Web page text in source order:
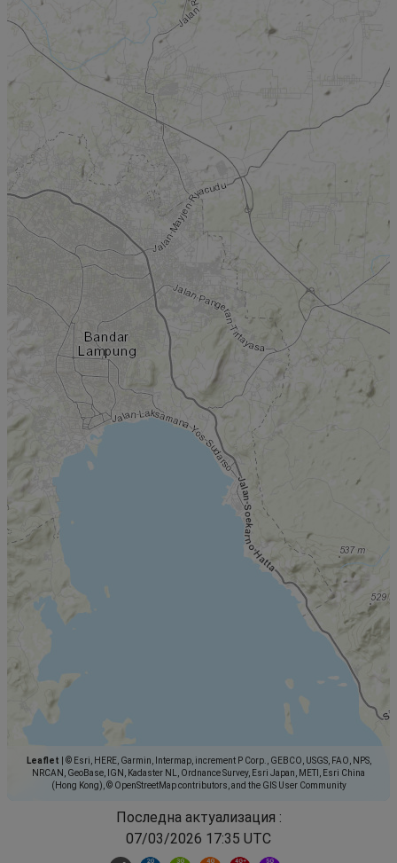
Leaflet
© Esri, HERE, Garmin, Intermap, increment P Corp., GEBCO, USGS, FAO, NPS,
NRCAN, GeoBase, IGN, Kadaster NL, Ordnance Survey, Esri Japan, METI, Esri China
(Hong Kong), © OpenStreetMap contributors, and the GIS User Community
Последна актуализация :
07/03/2026 17:35 UTC